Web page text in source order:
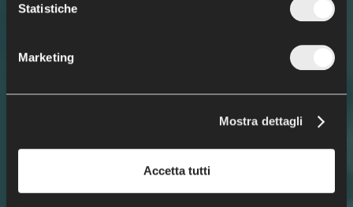
Statistiche
Marketing
Mostra dettagli
Accetta tutti